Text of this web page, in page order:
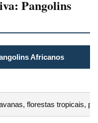
Pangolins
Africanos
florestas tropicais,